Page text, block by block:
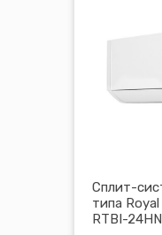
Сплит-
типа
RTBI-